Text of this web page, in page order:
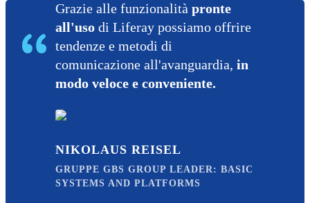
Grazie alle funzionalità pronte
all'uso di Liferay possiamo offrire
tendenze e metodi di
comunicazione all'avanguardia, in
modo veloce e conveniente.
NIKOLAUS REISEL
GRUPPE GBS GROUP LEADER: BASIC
SYSTEMS AND PLATFORMS